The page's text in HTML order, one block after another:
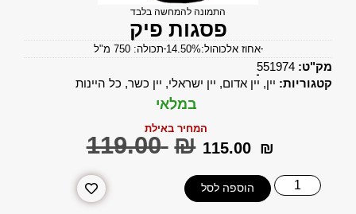
התמונה להמחשה בלבד
פסגות פיק
אחוז אלכוהול:14.50% תכולה: 750 מ"ל
מק"ט:551974
קטגוריות: יין, יין אדום, יין ישראלי, יין כשר, כל היינות
במלאי
המחיר באילת
‎119.00 ₪ ‎115.00 ₪
הוספה לסל